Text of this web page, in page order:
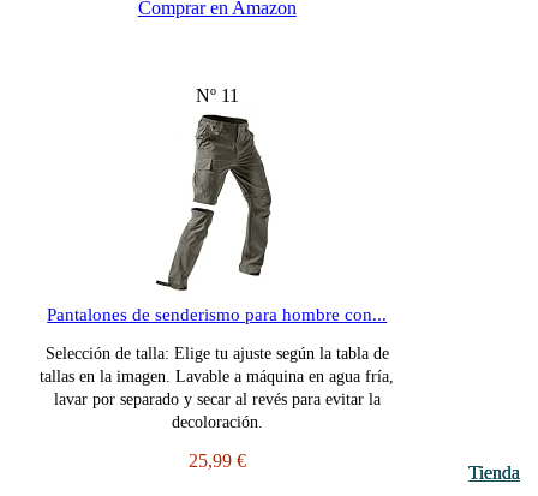
Comprar en Amazon
Nº 11
Pantalones de senderismo para hombre con...
Selección de talla: Elige tu ajuste según la tabla de
tallas en la imagen. Lavable a máquina en agua fría,
lavar por separado y secar al revés para evitar la
decoloración.
25,99 €
Tienda
Tienda
Tienda